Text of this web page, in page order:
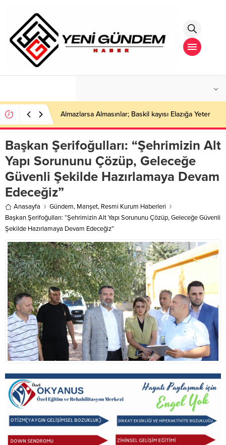
Almazlarsa Almasınlar; Baskil kayısı Elazığa Yeter
Başkan Şerifoğulları: “Şehrimizin Alt
Yapı Sorununu Çözüp, Geleceğe
Güvenli Şekilde Hazırlamaya Devam
Edeceğiz”
Anasayfa Gündem, Manşet, Resmi Kurum Haberleri
Başkan Şerifoğulları: “Şehrimizin Alt Yapı Sorununu Çözüp, Geleceğe Güvenli
Şekilde Hazırlamaya Devam Edeceğiz”